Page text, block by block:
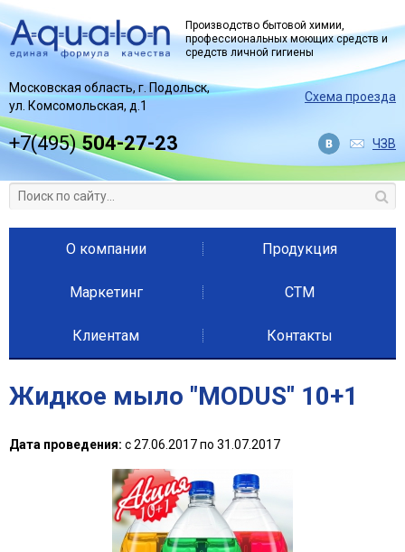
Производство бытовой химии,
профессиональных моющих средств и
средств личной гигиены
Московская область, г. Подольск,
ул. Комсомольская, д.1
Схема проезда
+7(495)504-27-23 ЧЗВ
О компании Продукция
Маркетинг СТМ
Клиентам Контакты
Жидкое мыло "MODUS" 10+1
Дата проведения: с27.06.2017по 31.07.2017